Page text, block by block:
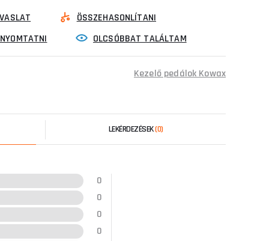
ÖSSZEHASONLÍTANI
OLCSÓBBAT TALÁLTAM
Kezelő pedálok Kowax
LEKÉRDEZÉSEK(0)
0
0
0
0